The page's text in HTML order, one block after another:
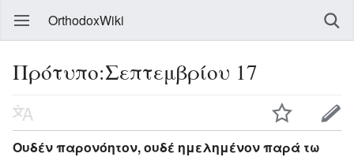
OrthodoxWiki
Πρότυπο:Σεπτεμβρίου 17
Ουδέν παρονόητον, ουδέ ημελημένον παρά τω